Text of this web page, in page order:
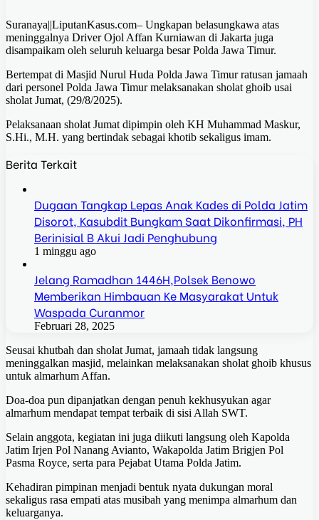
Suranaya||LiputanKasus.com– Ungkapan belasungkawa atas
meninggalnya Driver Ojol Affan Kurniawan di Jakarta juga
disampaikam oleh seluruh keluarga besar Polda Jawa Timur.
Bertempat di Masjid Nurul Huda Polda Jawa Timur ratusan jamaah
dari personel Polda Jawa Timur melaksanakan sholat ghoib usai
sholat Jumat, (29/8/2025).
Pelaksanaan sholat Jumat dipimpin oleh KH Muhammad Maskur,
S.Hi., M.H. yang bertindak sebagai khotib sekaligus imam.
Berita Terkait
Dugaan Tangkap Lepas Anak Kades di Polda Jatim
Disorot, Kasubdit Bungkam Saat Dikonfirmasi, PH
Berinisial B Akui Jadi Penghubung
1 minggu ago
Jelang Ramadhan 1446H,Polsek Benowo
Memberikan Himbauan Ke Masyarakat Untuk
Waspada Curanmor
Februari 28, 2025
Seusai khutbah dan sholat Jumat, jamaah tidak langsung
meninggalkan masjid, melainkan melaksanakan sholat ghoib khusus
untuk almarhum Affan.
Doa-doa pun dipanjatkan dengan penuh kekhusyukan agar
almarhum mendapat tempat terbaik di sisi Allah SWT.
Selain anggota, kegiatan ini juga diikuti langsung oleh Kapolda
Jatim Irjen Pol Nanang Avianto, Wakapolda Jatim Brigjen Pol
Pasma Royce, serta para Pejabat Utama Polda Jatim.
Kehadiran pimpinan menjadi bentuk nyata dukungan moral
sekaligus rasa empati atas musibah yang menimpa almarhum dan
keluarganya.